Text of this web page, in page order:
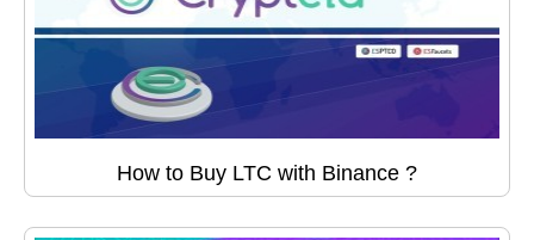
How to Buy LTC with Binance ?